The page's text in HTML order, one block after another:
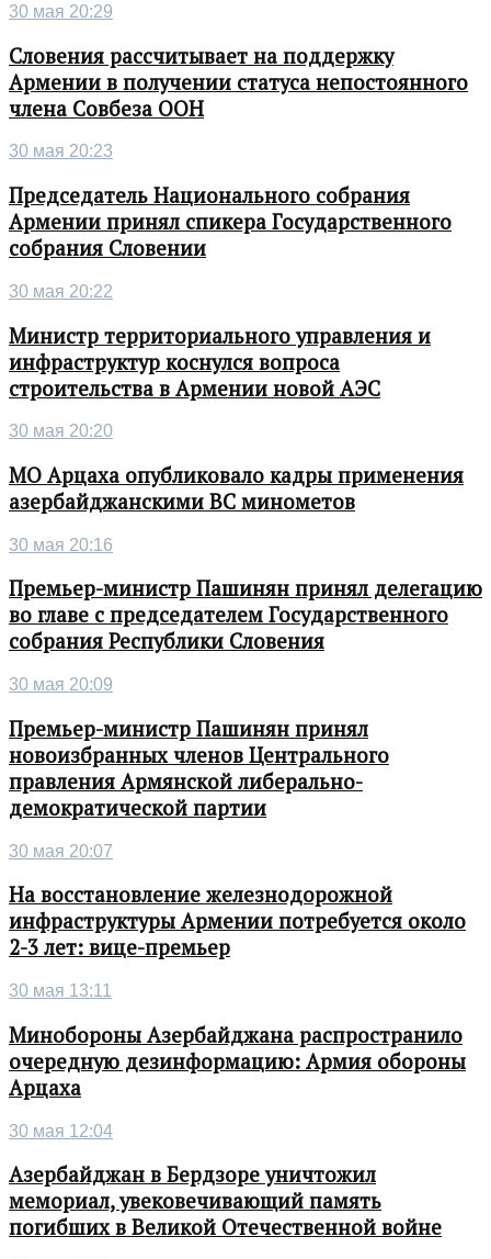
30 мая 20:29
Словения рассчитывает на поддержку
Армении в получении статуса непостоянного
члена Совбеза ООН
30 мая 20:23
Председатель Национального собрания
Армении принял спикера Государственного
собрания Словении
30 мая 20:22
Министр территориального управления и
инфраструктур коснулся вопроса
строительства в Армении новой АЭС
30 мая 20:20
МО Арцаха опубликовало кадры применения
азербайджанскими ВС минометов
30 мая 20:16
Премьер-министр Пашинян принял делегацию
во главе с председателем Государственного
собрания Республики Словения
30 мая 20:09
Премьер-министр Пашинян принял
новоизбранных членов Центрального
правления Армянской либерально-
демократической партии
30 мая 20:07
На восстановление железнодорожной
инфраструктуры Армении потребуется около
2-3 лет: вице-премьер
30 мая 13:11
Минобороны Азербайджана распространило
очередную дезинформацию: Армия обороны
Арцаха
30 мая 12:04
Азербайджан в Бердзоре уничтожил
мемориал, увековечивающий память
погибших в Великой Отечественной войне